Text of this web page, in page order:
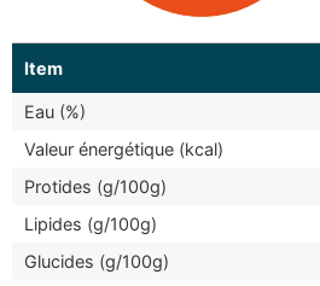
Item
Eau (%)
Valeur énergétique (kcal)
Protides (g/100g)
Lipides (g/100g)
Glucides (g/100g)